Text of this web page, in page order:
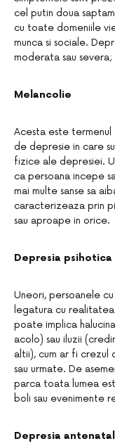
cel putin doua
cu toate domeniile
munca si sociale.
moderata sau
Melancolie
Acesta este
de depresie in care
fizice ale depresiei.
ca persoana incepe
mai multe sanse sa
caracterizeaza prin
sau aproape in orice.
Depresia psihotica
Uneori, persoanele
legatura cu
poate implica
acolo) sau iluzii
altii), cum ar fi crezul
sau urmate. De
parca toata lumea
boli sau evenimente
Depresia